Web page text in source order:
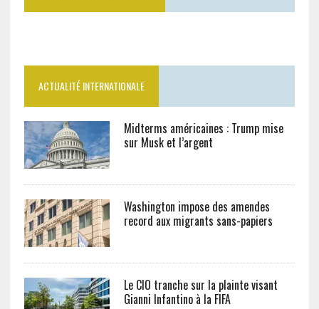
ACTUALITÉ INTERNATIONALE
Midterms américaines : Trump mise
sur Musk et l’argent
Washington impose des amendes
record aux migrants sans-papiers
Le CIO tranche sur la plainte visant
Gianni Infantino à la FIFA